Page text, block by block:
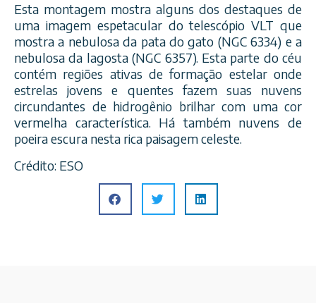
Esta montagem mostra alguns dos destaques de
uma imagem espetacular do telescópio VLT que
mostra a nebulosa da pata do gato (NGC 6334) e a
nebulosa da lagosta (NGC 6357). Esta parte do céu
contém regiões ativas de formação estelar onde
estrelas jovens e quentes fazem suas nuvens
circundantes de hidrogênio brilhar com uma cor
vermelha característica. Há também nuvens de
poeira escura nesta rica paisagem celeste.
Crédito: ESO